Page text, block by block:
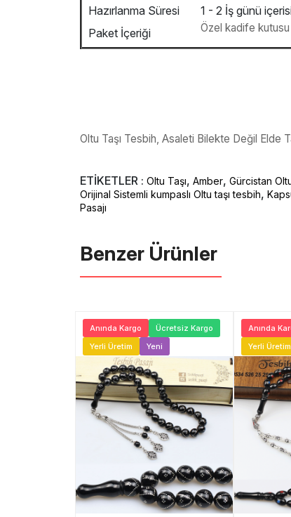
Hazırlanma Süresi
1 - 2 İş günü
Paket İçeriği
Özel kadife
Oltu Taşı Tesbih, Asaleti Bilekte Değil Elde
ETİKETLER : Oltu Taşı, Amber, Gürcistan
Orijinal Sistemli kumpaslı Oltu taşı tesbih,
Pasajı
Benzer Ürünler ️
Anında Kargo
Ücretsiz Kargo
Yerli Üretim
Yeni
Anında
Yerli Üretim